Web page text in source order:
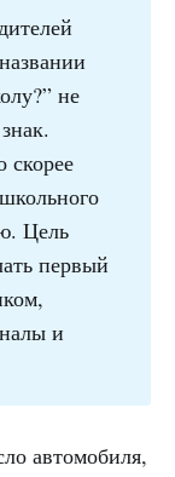
не
скорее
Цель
первый
и
автомобиля,